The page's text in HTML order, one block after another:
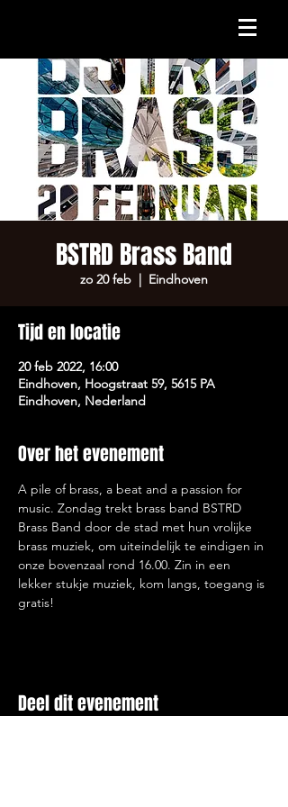
BSTRD Brass Band
zo 20 feb
  |
Eindhoven
Tijd en locatie
20 feb 2022, 16:00
Eindhoven, Hoogstraat 59, 5615 PA
Eindhoven, Nederland
Over het evenement
A pile of brass, a beat and a passion for
music. Zondag trekt brass band BSTRD
Brass Band door de stad met hun vrolijke
brass muziek, om uiteindelijk te eindigen in
onze bovenzaal rond 16.00. Zin in een
lekker stukje muziek, kom langs, toegang is
gratis!
Deel dit evenement